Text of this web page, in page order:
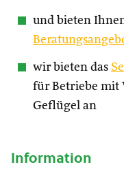
und bieten
wir bieten das
für Betriebe mit
Geflügel an
Information